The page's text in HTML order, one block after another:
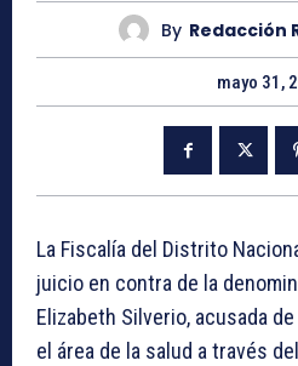
By Redacción
mayo 31,
La Fiscalía del Distrito
juicio en contra de la
Elizabeth Silverio, acusada
el área de la salud a través